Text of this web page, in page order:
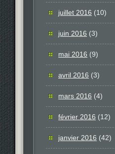
juillet 2016 (10)
juin 2016 (3)
mai 2016 (9)
avril 2016 (3)
mars 2016 (4)
février 2016 (12)
janvier 2016 (42)